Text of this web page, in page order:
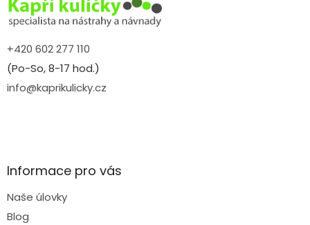
+420 602 277 110
(Po-So, 8-17 hod.)
info@kaprikulicky.cz
Informace pro vás
Naše úlovky
Blog